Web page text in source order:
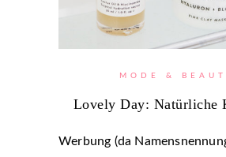
MODE &
Lovely Day: Natürliche
Werbung (da